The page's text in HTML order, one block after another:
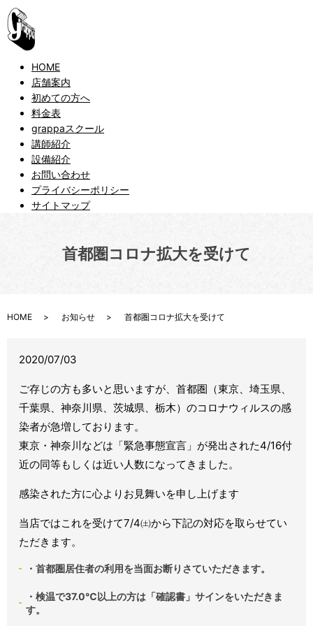
HOME
店舗案内
初めての方へ
料金表
grappaスクール
講師紹介
設備紹介
お問い合わせ
プライバシーポリシー
サイトマップ
首都圏コロナ拡大を受けて
HOME お知らせ 首都圏コロナ拡大を受けて
2020/07/03
ご存じの方も多いと思いますが、首都圏（東京、埼玉県、
千葉県、神奈川県、茨城県、栃木）のコロナウィルスの感
染者が急増しております。
東京・神奈川などは「緊急事態宣言」が発出された4/16付
近の同等もしくは近い人数になってきました。
感染された方に心よりお見舞いを申し上げます
当店ではこれを受けて7/4㈯から下記の対応を取らせてい
ただきます。
・首都圏居住者の利用を当面お断りさていただきます。
・検温で37.0℃以上の方は「確認書」サインをいただきま
す。